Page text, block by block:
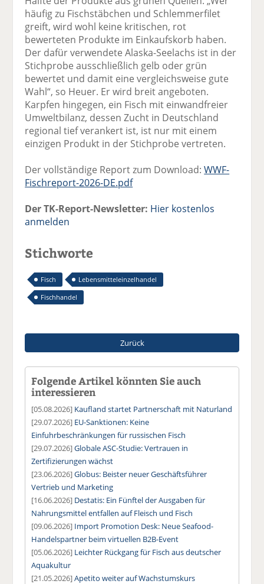
häufig zu Fischstäbchen und Schlemmerfilet
greift, wird wohl keine kritischen, rot
bewerteten Produkte im Einkaufskorb haben.
Der dafür verwendete Alaska-Seelachs ist in der
Stichprobe ausschließlich gelb oder grün
bewertet und damit eine vergleichsweise gute
Wahl“, so Heuer. Er wird breit angeboten.
Karpfen hingegen, ein Fisch mit einwandfreier
Umweltbilanz, dessen Zucht in Deutschland
regional tief verankert ist, ist nur mit einem
einzigen Produkt in der Stichprobe vertreten.
Der vollständige Report zum Download:WWF-
Fischreport-2026-DE.pdf
Der TK-Report-Newsletter: Hier kostenlos
anmelden
Stichworte
Fisch
Lebensmitteleinzelhandel
Fischhandel
Zurück
Folgende Artikel könnten Sie auch
interessieren
[05.08.2026] Kaufland startet Partnerschaft mit Naturland
[29.07.2026] EU-Sanktionen: Keine
Einfuhrbeschränkungen für russischen Fisch
[29.07.2026]Globale ASC-Studie: Vertrauen in
Zertifizierungen wächst
[23.06.2026]Globus: Beister neuer Geschäftsführer
Vertrieb und Marketing
[16.06.2026] Destatis: Ein Fünftel der Ausgaben für
Nahrungsmittel entfallen auf Fleisch und Fisch
[09.06.2026] Import Promotion Desk: Neue Seafood-
Handelspartner beim virtuellen B2B-Event
[05.06.2026] Leichter Rückgang für Fisch aus deutscher
Aquakultur
[21.05.2026]Apetito weiter auf Wachstumskurs